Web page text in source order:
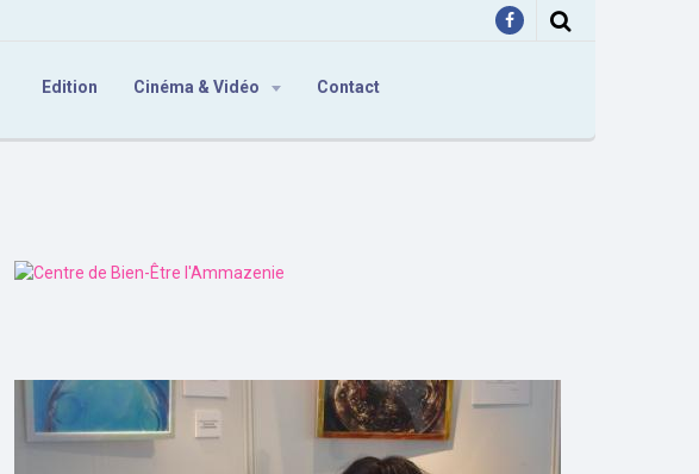
Edition Cinéma & Vidéo Contact